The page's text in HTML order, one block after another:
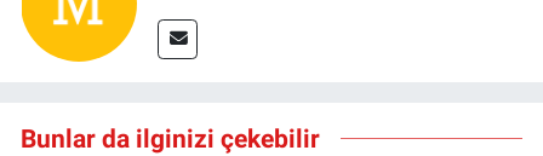
Bunlar da ilginizi çekebilir